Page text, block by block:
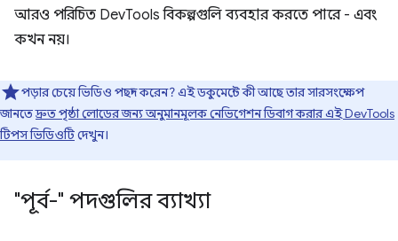
আরও পরিচিত DevTools বিকল্পগুলি ব্যবহার করতে পারে - এবং
কখন নয়।
পড়ার চেয়ে ভিডিও পছন্দ করেন? এই ডকুমেন্টে কী আছে তার সারসংক্ষেপ
জানতেদ্রুত পৃষ্ঠা লোডের জন্য অনুমানমূলক নেভিগেশন ডিবাগ করার এই DevTools
টিপস ভিডিওটিদেখুন।
"পূর্ব-" পদগুলির ব্যাখ্যা